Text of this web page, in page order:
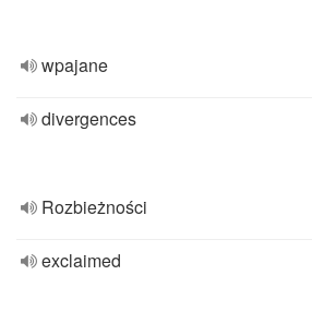
wpajane
divergences
Rozbieżności
exclaimed